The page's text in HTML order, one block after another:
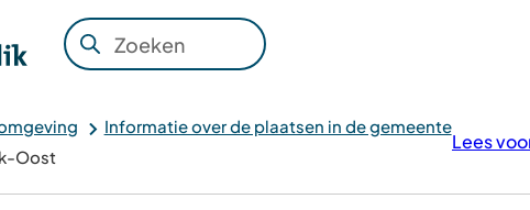
Zoeken
Wanneer
beschikbaar
Informatie over de plaatsen in de gemeente
Oost
Lees